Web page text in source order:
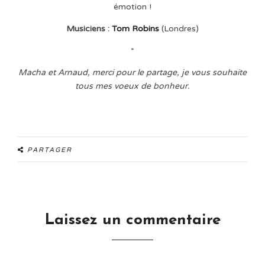
émotion !
Musiciens : Tom Robins (Londres)
*
Macha et Arnaud, merci pour le partage, je vous souhaite
tous mes voeux de bonheur.
PARTAGER
Laissez un commentaire